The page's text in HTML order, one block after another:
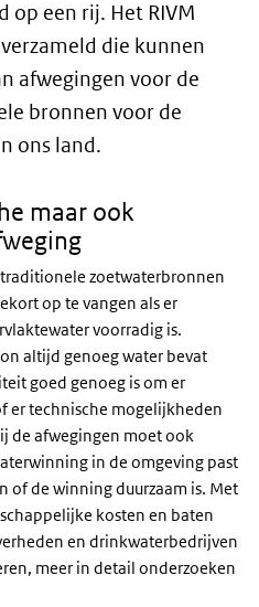
een rij. Het RIVM
die kunnen
afwegingen voor de
bronnen voor de
ons land.
maar ook
zoetwaterbronnen
op te vangen als er
voorradig is.
altijd genoeg water bevat
goed genoeg is om er
er technische mogelijkheden
de afwegingen moet ook
in de omgeving past
of de winning duurzaam is. Met
kosten en baten
en drinkwaterbedrijven
meer in detail onderzoeken